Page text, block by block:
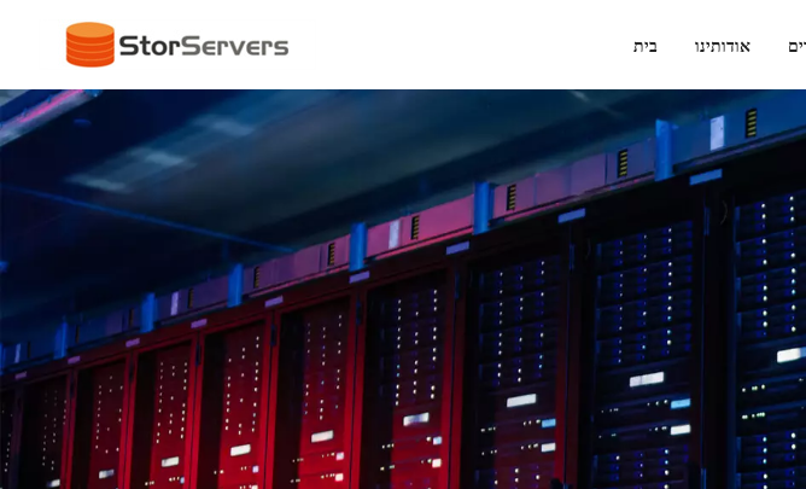
בית אודותינו